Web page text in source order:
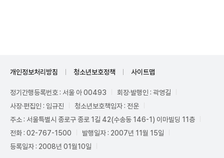
개인정보처리방침 청소년보호정책 사이트맵
정기간행등록번호 : 서울 아 00493
회장·발행인 : 곽영길
사장·편집인 : 임규진
청소년보호책임자 : 전운
주소 : 서울특별시 종로구 종로 1길 42(수송동 146-1) 이마빌딩 11층
전화 : 02-767-1500
발행일자 : 2007년 11월 15일
등록일자 : 2008년 01월10일